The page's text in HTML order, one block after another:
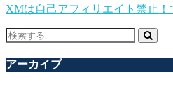
XMは自己アフィリエイト禁止！
アーカイブ